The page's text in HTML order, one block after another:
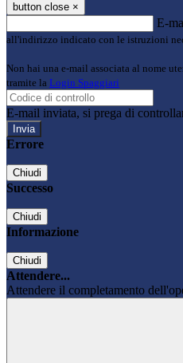
button close ×
E-
all'indirizzo indicato con le istruzioni
Non hai una e-mail associata al nome
tramite la Login Spaggiari
E-mail inviata, si prega di
Errore
Chiudi
Successo
Chiudi
Informazione
Chiudi
Attendere...
Attendere il completamento